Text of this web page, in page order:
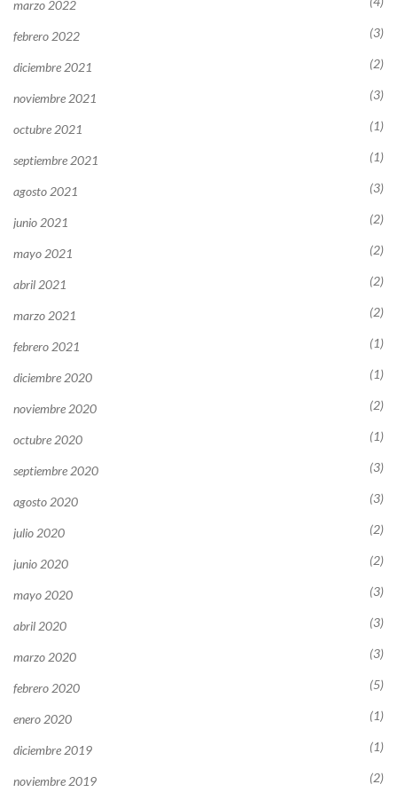
marzo 2022
febrero 2022 (3)
diciembre 2021 (2)
noviembre 2021 (3)
octubre 2021 (1)
septiembre 2021 (1)
agosto 2021 (3)
junio 2021 (2)
mayo 2021 (2)
abril 2021 (2)
marzo 2021 (2)
febrero 2021 (1)
diciembre 2020 (1)
noviembre 2020 (2)
octubre 2020 (1)
septiembre 2020 (3)
agosto 2020 (3)
julio 2020 (2)
junio 2020 (2)
mayo 2020 (3)
abril 2020 (3)
marzo 2020 (3)
febrero 2020 (5)
enero 2020 (1)
diciembre 2019 (1)
noviembre 2019 (2)